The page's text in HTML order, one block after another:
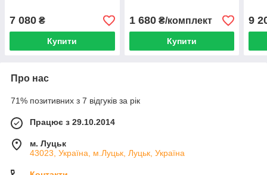
7 080 ₴
Купити
1 680₴/комплект
Купити
9
Про нас
71% позитивних з 7 відгуків за рік
Працює з 29.10.2014
м. Луцьк
43023, Україна, м.Луцьк, Луцьк, Україна